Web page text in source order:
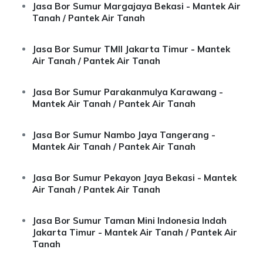
Jasa Bor Sumur Margajaya Bekasi - Mantek Air
Tanah / Pantek Air Tanah
Jasa Bor Sumur TMII Jakarta Timur - Mantek
Air Tanah / Pantek Air Tanah
Jasa Bor Sumur Parakanmulya Karawang -
Mantek Air Tanah / Pantek Air Tanah
Jasa Bor Sumur Nambo Jaya Tangerang -
Mantek Air Tanah / Pantek Air Tanah
Jasa Bor Sumur Pekayon Jaya Bekasi - Mantek
Air Tanah / Pantek Air Tanah
Jasa Bor Sumur Taman Mini Indonesia Indah
Jakarta Timur - Mantek Air Tanah / Pantek Air
Tanah